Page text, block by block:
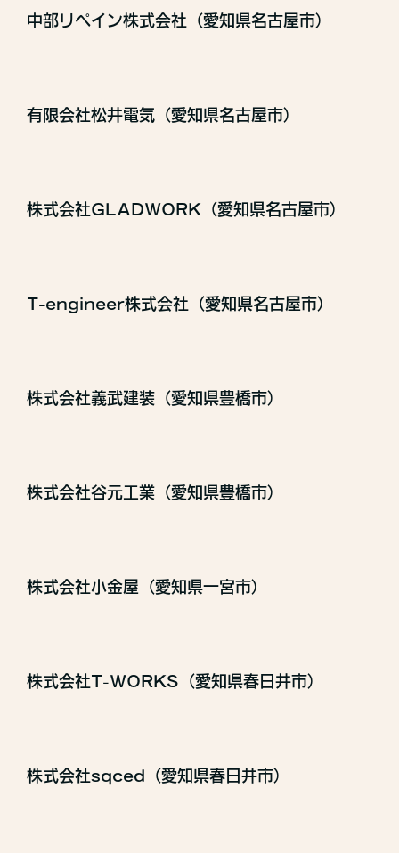
中部リペイン株式会社（愛知県名古屋市）
有限会社松井電気（愛知県名古屋市）
株式会社GLADWORK（愛知県名古屋市）
T-engineer株式会社（愛知県名古屋市）
株式会社義武建装（愛知県豊橋市）
株式会社谷元工業（愛知県豊橋市）
株式会社小金屋（愛知県一宮市）
株式会社T-WORKS（愛知県春日井市）
株式会社sqced（愛知県春日井市）